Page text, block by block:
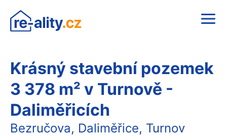
Krásný stavební pozemek
3 378 m² v Turnově -
Daliměřicích
Bezručova, Daliměřice, Turnov